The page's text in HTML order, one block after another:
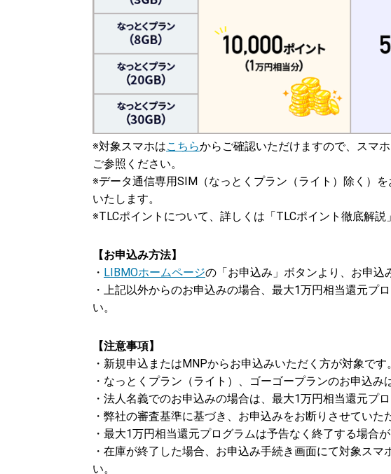
※対象スマホはこちらからご確認いただけますので、スマ
ご参照ください。
※データ通信専用SIM（なっとくプラン（ライト）除く）
いたします。
※TLCポイントについて、詳しくは「TLCポイント徹底解説
【お申込み方法】
・ LIBMOホームページの「お申込み」ボタンより、お申込
・上記以外からのお申込みの場合、最大1万円相当還元プ
い。
【注意事項】
・新規申込またはMNPからお申込みいただく方が対象です。
・なっとくプラン（ライト）、ゴーゴープランのお申込み
・法人名義でのお申込みの場合は、最大1万円相当還元プ
・弊社の審査基準に基づき、お申込みをお断りさせていた
・最大1万円相当還元プログラムは予告なく終了する場合が
・在庫が終了した場合、お申込み手続き画面にて対象ス
い。